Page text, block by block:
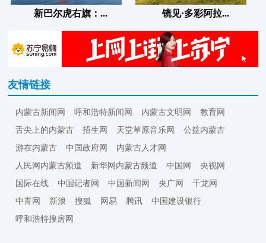
新巴尔虎右旗：... 镜见·多彩阿拉...
友情链接
内蒙古新闻网 呼和浩特新闻网 内蒙古文明网
教育网
舌尖上的内蒙古
招生网 天堂草原音乐网
公益内蒙古
游在内蒙古
中国政府网
内蒙古人才网
人民网内蒙古频道
新华网内蒙古频道 中国网
央视网
国际在线
中国记者网 中国新闻网 央广网
千龙网
中青网
新浪 搜狐 网易 腾讯
中国建设银行
呼和浩特搜房网